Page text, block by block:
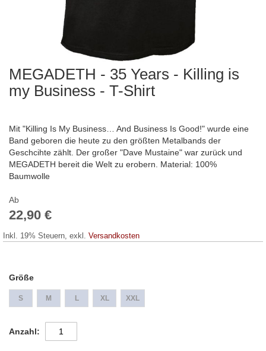
MEGADETH - 35 Years - Killing is
my Business - T-Shirt
Mit "Killing Is My Business… And Business Is Good!" wurde eine
Band geboren die heute zu den größten Metalbands der
Geschcihte zählt. Der großer "Dave Mustaine" war zurück und
MEGADETH bereit die Welt zu erobern. Material: 100%
Baumwolle
Ab
22,90 €
Inkl. 19% Steuern, exkl. Versandkosten
Größe
S M L XL XXL
Anzahl
Zum
der